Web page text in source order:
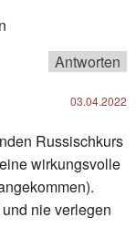
Antworten
03.04.2022
Russischkurs
wirkungsvolle
nie verlegen